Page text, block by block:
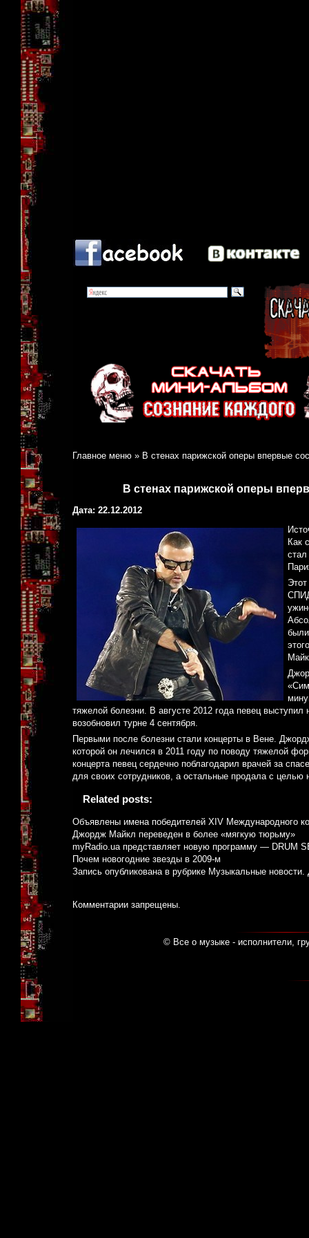
Главное меню » В стенах парижской оперы впервые
В стенах парижской оперы
Дата: 22.12.2012
Как
тяжелой болезни. В августе 2012 года певец
возобновил турне 4 сентября.
Первыми после болезни стали концерты в Вене.
которой он лечился в 2011 году по поводу тяжелой
концерта певец сердечно поблагодарил врачей за
для своих сотрудников, а остальные продала с целью
Related posts:
Объявлены имена победителей XIV Международного
Джордж Майкл переведен в более «мягкую тюрьму»
myRadio.ua представляет новую программу — DRUM
Почем новогодние звезды в 2009-м
Запись опубликована в рубрике Музыкальные новости.
Комментарии запрещены.
© Все о музыке - исполнители,